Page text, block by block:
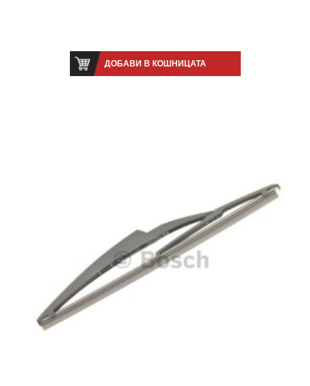
ДОБАВИ В КОШНИЦАТА